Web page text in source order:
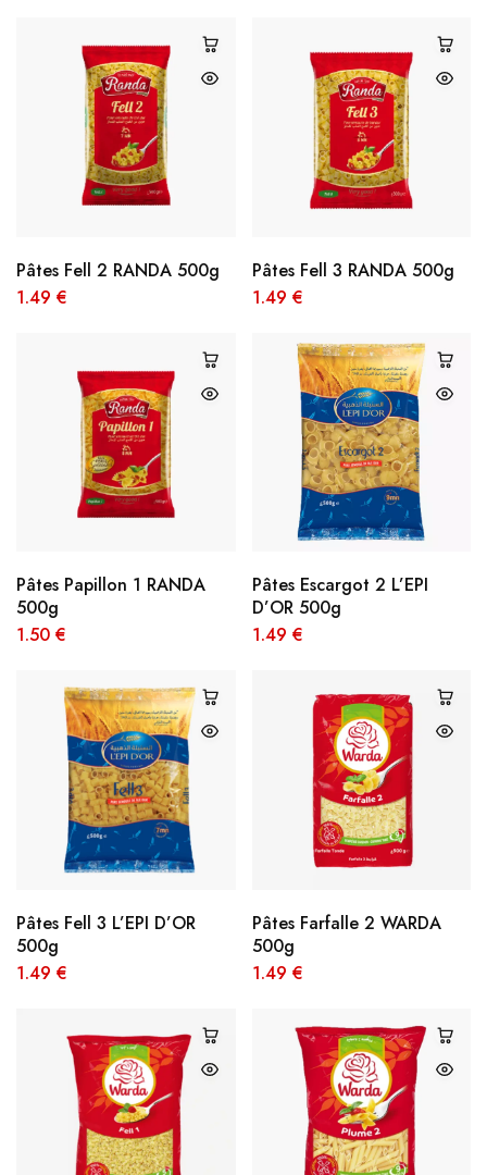
Pâtes Fell 2 RANDA 500g
1.49 €
Pâtes Fell 3 RANDA 500g
1.49 €
Pâtes Papillon 1 RANDA
500g
1.50 €
Pâtes Escargot 2 L’EPI
D’OR 500g
1.49 €
Pâtes Fell 3 L’EPI D’OR
500g
1.49 €
Pâtes Farfalle 2 WARDA
500g
1.49 €